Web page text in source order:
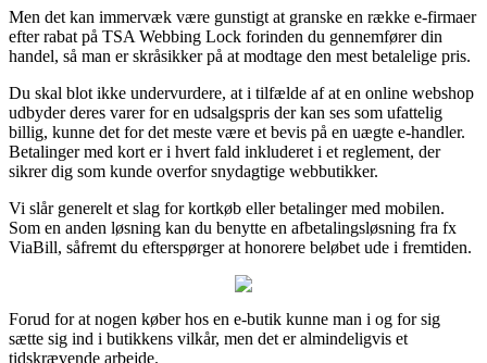
Men det kan immervæk være gunstigt at granske en række e-firmaer
efter rabat på TSA Webbing Lock forinden du gennemfører din
handel, så man er skråsikker på at modtage den mest betalelige pris.
Du skal blot ikke undervurdere, at i tilfælde af at en online webshop
udbyder deres varer for en udsalgspris der kan ses som ufattelig
billig, kunne det for det meste være et bevis på en uægte e-handler.
Betalinger med kort er i hvert fald inkluderet i et reglement, der
sikrer dig som kunde overfor snydagtige webbutikker.
Vi slår generelt et slag for kortkøb eller betalinger med mobilen.
Som en anden løsning kan du benytte en afbetalingsløsning fra fx
ViaBill, såfremt du efterspørger at honorere beløbet ude i fremtiden.
Forud for at nogen køber hos en e-butik kunne man i og for sig
sætte sig ind i butikkens vilkår, men det er almindeligvis et
tidskrævende arbejde.